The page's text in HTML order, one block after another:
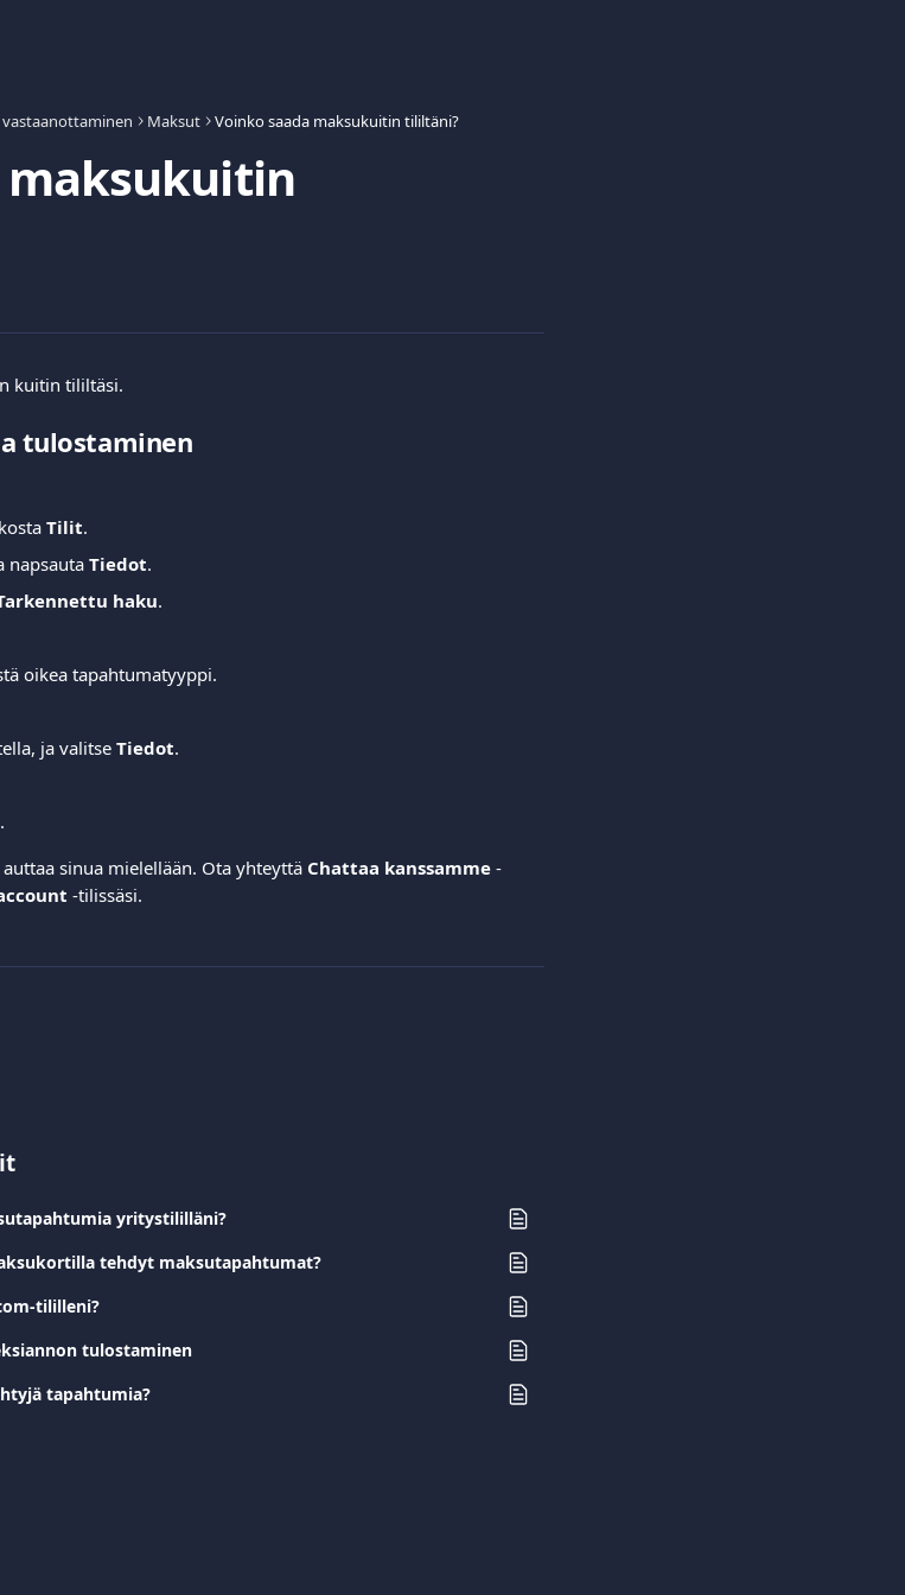
Maksut Voinko saada maksukuitin tililtäni?
maksukuitin
kuitin tililtäsi.
tulostaminen
Tilit.
napsauta Tiedot.
haku.
oikea tapahtumatyyppi.
ja valitse Tiedot.
.
sinua mielellään. Ota yhteyttä Chattaa kanssamme -
-tilissäsi.
yritystililläni?
tehdyt maksutapahtumat?
tililleni?
tulostaminen
tapahtumia?